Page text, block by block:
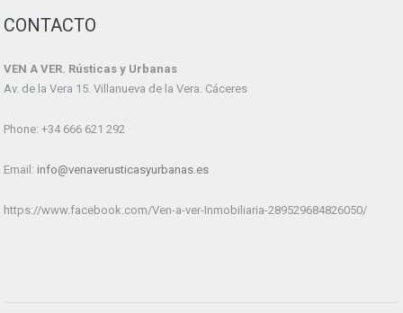
CONTACTO
VEN A VER. Rústicas y Urbanas
Av. de la Vera 15. Villanueva de la Vera. Cáceres
Phone: +34 666 621 292
Email: info@venaverusticasyurbanas.es
https://www.facebook.com/Ven-a-ver-Inmobiliaria-289529684826050/